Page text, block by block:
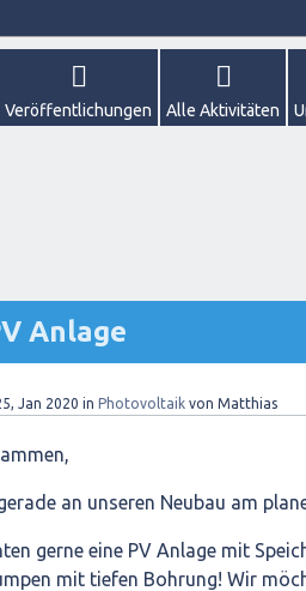
Veröffentlichungen Alle Aktivitäten
Anlage
Jan 2020 in Photovoltaik von Matthias
an unseren Neubau am
gerne eine PV Anlage mit
mit tiefen Bohrung! Wir